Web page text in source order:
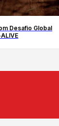
Desafio Global